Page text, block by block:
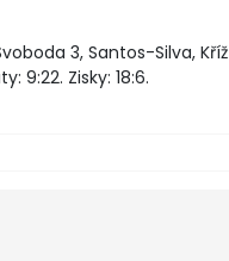
3, Santos-Silva, Kříž
9:22. Zisky: 18:6.